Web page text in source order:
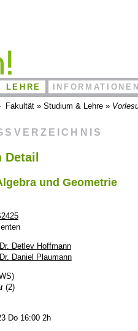
LEHRE
Fakultät »Studium & Lehre »
und Geometrie
Detlev Hoffmann
Daniel Plaumann
(2)
Do 16:00 2h